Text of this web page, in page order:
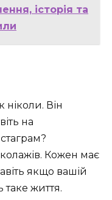
історія та
Він
на
Кожен має
якщо вашій
таке життя.